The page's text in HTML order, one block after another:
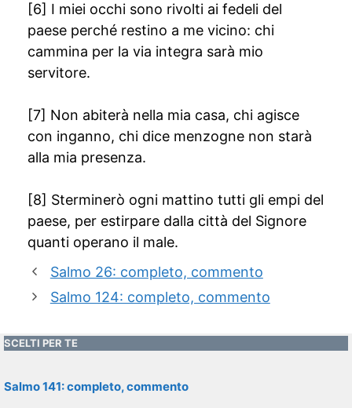
[6] I miei occhi sono rivolti ai fedeli del
paese perché restino a me vicino: chi
cammina per la via integra sarà mio
servitore.
[7] Non abiterà nella mia casa, chi agisce
con inganno, chi dice menzogne non starà
alla mia presenza.
[8] Sterminerò ogni mattino tutti gli empi del
paese, per estirpare dalla città del Signore
quanti operano il male.
Salmo 26: completo, commento
Salmo 124: completo, commento
SCELTI PER TE
Salmo 141: completo, commento